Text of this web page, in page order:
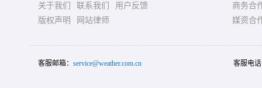
关于我们 联系我们
用户反馈
版权声明
网站律师
商务合
媒资合
客服邮箱： service@weather.com.cn 客服电